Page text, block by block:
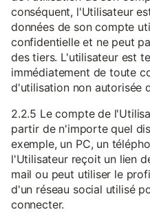
conséquent, l'Utilisateur
données de son compte
confidentielle et ne peut
des tiers. L'utilisateur est
immédiatement de toute
d'utilisation non autorisée
2.2.5 Le compte de
partir de n'importe quel
exemple, un PC, un
l'Utilisateur reçoit un lien
mail ou peut utiliser le
d'un réseau social utilisé
connecter.